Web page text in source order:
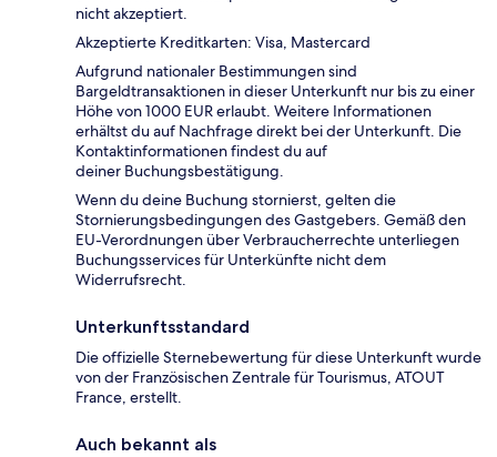
nicht akzeptiert.
Akzeptierte Kreditkarten: Visa, Mastercard
Aufgrund nationaler Bestimmungen sind
Bargeldtransaktionen in dieser Unterkunft nur bis zu einer
Höhe von 1000 EUR erlaubt. Weitere Informationen
erhältst du auf Nachfrage direkt bei der Unterkunft. Die
Kontaktinformationen findest du auf
deiner Buchungsbestätigung.
Wenn du deine Buchung stornierst, gelten die
Stornierungsbedingungen des Gastgebers. Gemäß den
EU-Verordnungen über Verbraucherrechte unterliegen
Buchungsservices für Unterkünfte nicht dem
Widerrufsrecht.
Unterkunftsstandard
Die offizielle Sternebewertung für diese Unterkunft wurde
von der Französischen Zentrale für Tourismus, ATOUT
France, erstellt.
Auch bekannt als